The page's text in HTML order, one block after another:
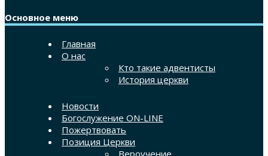
Основное меню
Главная
О нас
Кто такие адвентисты
История церкви
Новости
Богослужение ON-LINE
Пожертвовать
Позиция Церкви
Вероучение